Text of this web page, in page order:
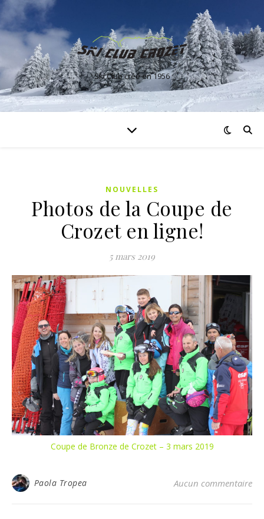
Ski Club créé en 1956
NOUVELLES
Photos de la Coupe de
Crozet en ligne!
5 mars 2019
Coupe de Bronze de Crozet – 3 mars 2019
Paola Tropea Aucun commentaire